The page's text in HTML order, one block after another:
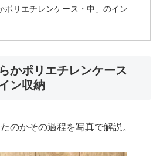
ポリエチレンケース・中」のイン
かポリエチレンケース
ン収納
のかその過程を写真で解説。